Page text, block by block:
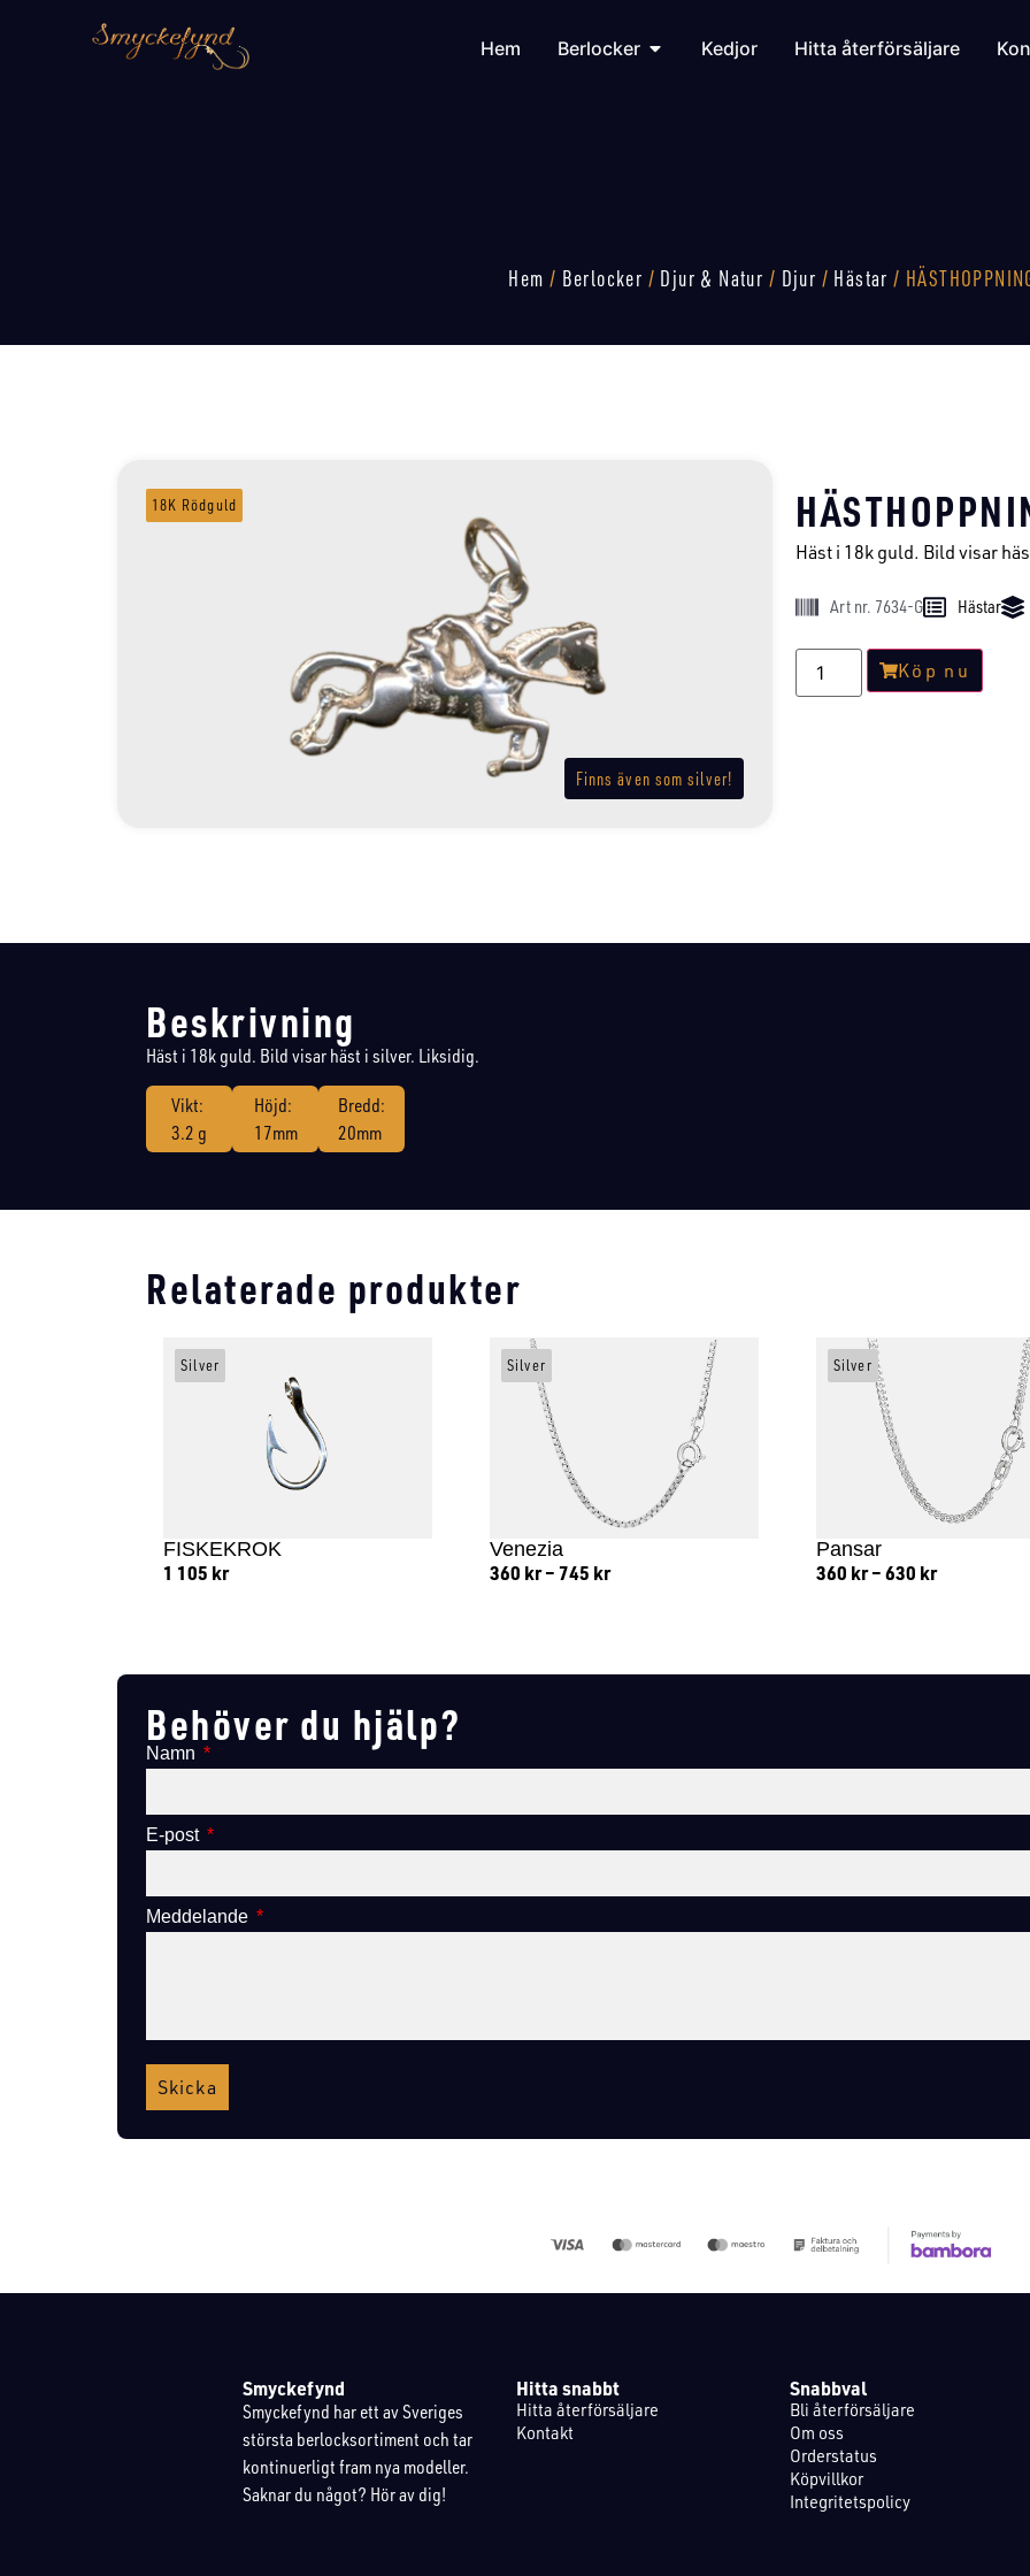
Hem Berlocker Kedjor Hitta återförsäljare
Hem / Berlocker / Djur & Natur / Djur / Hästar /
Finns även som silver!
18K Rödguld
Häst i 18k guld. Bild visar
Art nr. 7634-G Hästar
Köp nu
Beskrivning
Häst i 18k guld. Bild visar häst i silver. Liksidig.
Vikt:
3.2 g
Höjd:
17mm
Bredd:
20mm
Relaterade produkter
FISKEKROK
1 105 kr
Silver
Venezia
360 kr –745 kr
Silver
Pansar
360 kr –630 kr
Silver
Behöver du hjälp?
Namn
E-post
Meddelande
Skicka
Smyckefynd
Smyckefynd har ett av Sveriges
största berlocksortiment och tar
kontinuerligt fram nya modeller.
Saknar du något? Hör av dig!
Hitta snabbt
Hitta återförsäljare
Kontakt
Snabbval
Bli återförsäljare
Om oss
Orderstatus
Köpvillkor
Integritetspolicy